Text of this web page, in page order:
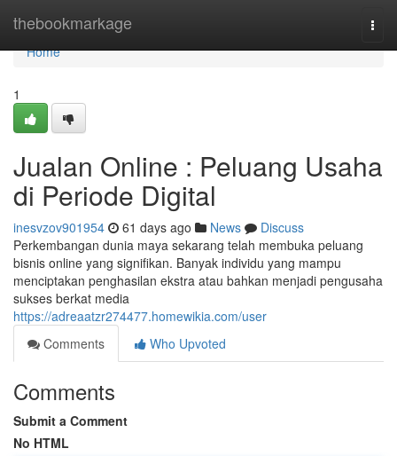
thebookmarkage
Home
Home
1
Jualan Online : Peluang Usaha
di Periode Digital
inesvzov901954 61 days ago News
Discuss
Perkembangan dunia maya sekarang telah membuka peluang
bisnis online yang signifikan. Banyak individu yang mampu
menciptakan penghasilan ekstra atau bahkan menjadi pengusaha
sukses berkat media
https://adreaatzr274477.homewikia.com/user
Comments
Who Upvoted
Comments
Submit a Comment
No HTML